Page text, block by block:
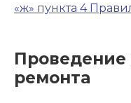
«ж» пункта 4
Проведение
ремонта